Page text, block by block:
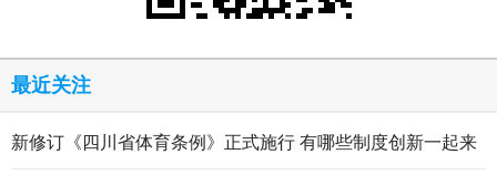
最近关注
新修订《四川省体育条例》正式施行 有哪些制度创新一起来